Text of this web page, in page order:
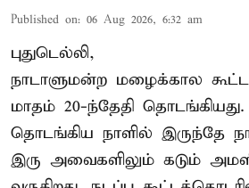
Published on: 06 Aug 2026, 6:32 am
புதுடெல்லி,
நாடாளுமன்ற மழைக்கால
மாதம் 20-ந்தேதி
தொடங்கிய நாளில் இருந்தே
இரு அவைகளிலும் கடும்